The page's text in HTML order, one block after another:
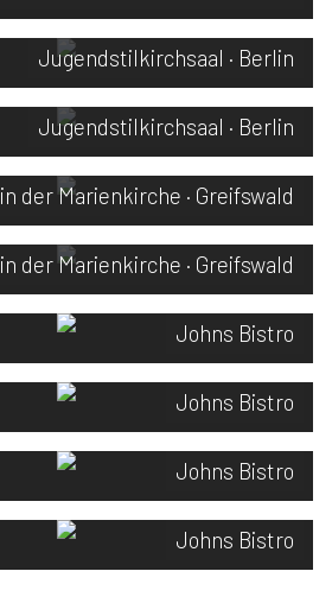
Jugendstilkirchsaal · Berlin
Jugendstilkirchsaal · Berlin
der Marienkirche · Greifswald
der Marienkirche · Greifswald
Johns Bistro
Johns Bistro
Johns Bistro
Johns Bistro